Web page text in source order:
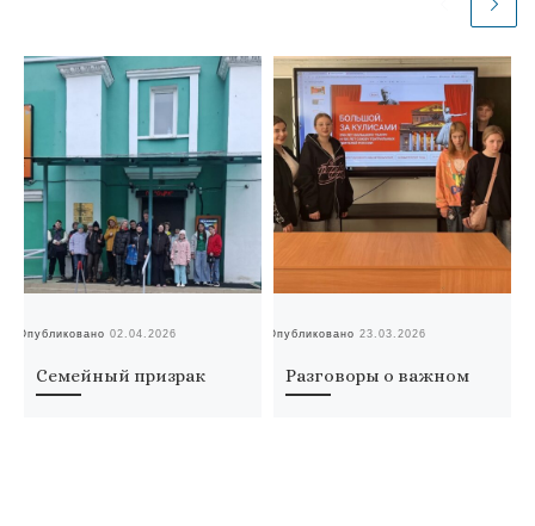
Опубликовано02.04.2026
Семейный призрак
Опубликовано23.03.2026
Разговоры о важном